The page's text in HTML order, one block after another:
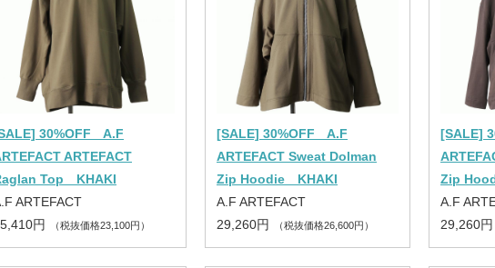
30%OFF A.F
ARTEFACT
Top KHAKI
ARTEFACT
円
（税抜価格23,100円）
[SALE] 30%OFF A.F
ARTEFACT Sweat Dolman
Zip Hoodie KHAKI
A.F ARTEFACT
29,260円
（税抜価格26,600円）
[SALE]
Zip
A.F
29,260円